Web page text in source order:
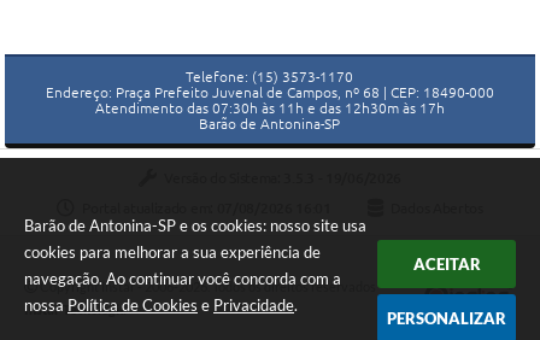
Barão de Antonina-SP e os cookies: nosso site usa
cookies para melhorar a sua experiência de
navegação. Ao continuar você concorda com a
nossa Política de Cookies e Privacidade.
ACEITAR
PERSONALIZAR
Telefone: (15) 3573-1170
Endereço: Praça Prefeito Juvenal de Campos, nº 68 | CEP: 18490-000
Atendimento das 07:30h às 11h e das 12h30m às 17h
Barão de Antonina-SP
Copyright Instar - 2006-2026. Todos os direitos reservados -
Instar Tecnologia